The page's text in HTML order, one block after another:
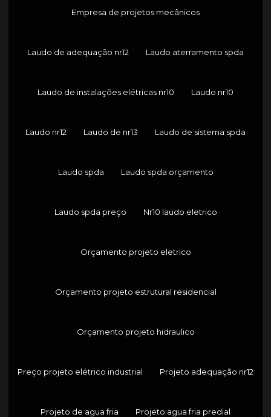
Empresa de projetos mecânicos
Laudo de adequação nr12 Laudo aterramento spda
Laudo de instalações elétricas nr10 Laudo nr10
Laudo nr12 Laudo de nr13 Laudo de sistema spda
Laudo spda Laudo spda orçamento
Laudo spda preço Nr10 laudo eletrico
Orçamento projeto eletrico
Orçamento projeto estrutural residencial
Orçamento projeto hidraulico
Preço projeto elétrico industrial Projeto adequação nr12
Projeto de agua fria Projeto agua fria predial